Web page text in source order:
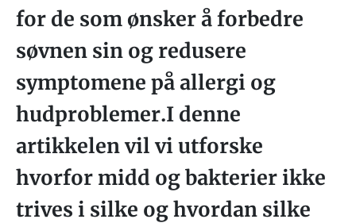
for de som ønsker å forbedre
søvnen sin og redusere
symptomene på allergi og
hudproblemer.I denne
artikkelen vil vi utforske
hvorfor midd og bakterier ikke
trives i silke og hvordan silke